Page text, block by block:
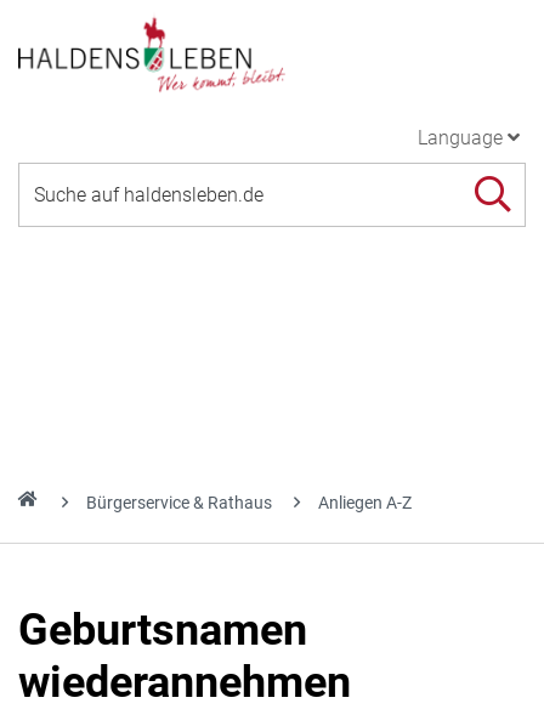
Language
Bürgerservice & Rathaus Anliegen A-Z
Geburtsnamen
wiederannehmen